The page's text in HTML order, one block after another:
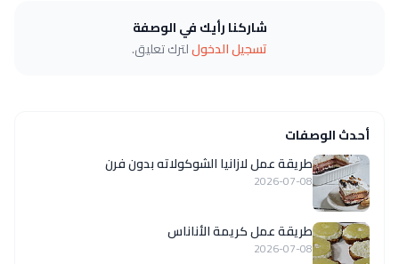
شاركنا رأيك في الوصفة
تسجيل الدخوللترك تعليق.
أحدث الوصفات
طريقة عمل لازانيا الشوكولاته بدون فرن
2026-07-08
طريقة عمل كريمة الأناناس
2026-07-08